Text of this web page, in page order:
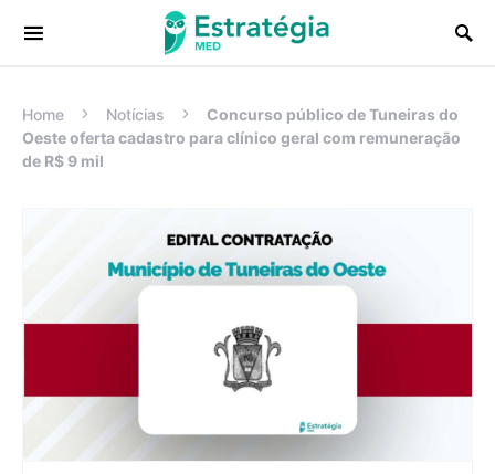
Procurar:
Home Notícias
Concurso público de Tuneiras do
Oeste oferta cadastro para clínico geral com remuneração
de R$ 9 mil